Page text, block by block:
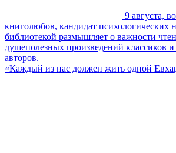
9 августа,
книголюбов, кандидат психологических
библиотекой размышляет о важности
душеполезных произведений классиков
авторов.
«Каждый из нас должен жить одной